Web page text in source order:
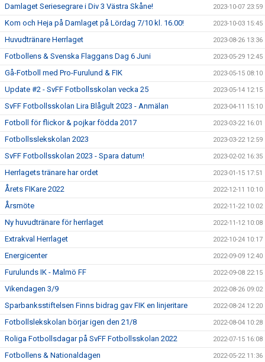
Damlaget Seriesegrare i Div 3 Västra Skåne! 2023-10-07 23:59
Kom och Heja på Damlaget på Lördag 7/10 kl. 16.00! 2023-10-03 15:45
Huvudtränare Herrlaget 2023-08-26 13:36
Fotbollens & Svenska Flaggans Dag 6 Juni 2023-05-29 12:45
Gå-Fotboll med Pro-Furulund & FIK 2023-05-15 08:10
Update #2 - SvFF Fotbollsskolan vecka 25 2023-05-14 12:15
SvFF Fotbollsskolan Lira Blågult 2023 - Anmälan 2023-04-11 15:10
Fotboll för flickor & pojkar födda 2017 2023-03-22 16:01
Fotbollsslekskolan 2023 2023-03-22 12:59
SvFF Fotbollsskolan 2023 - Spara datum! 2023-02-02 16:35
Herrlagets tränare har ordet 2023-01-15 17:51
Årets FIKare 2022 2022-12-11 10:10
Årsmöte 2022-11-22 10:02
Ny huvudtränare för herrlaget 2022-11-12 10:08
Extrakval Herrlaget 2022-10-24 10:17
Energicenter 2022-09-09 12:40
Furulunds IK - Malmö FF 2022-09-08 22:15
Vikendagen 3/9 2022-08-26 09:02
Sparbanksstiftelsen Finns bidrag gav FIK en linjeritare 2022-08-24 12:20
Fotbollslekskolan börjar igen den 21/8 2022-08-04 10:28
Roliga Fotbollsdagar på SvFF Fotbollsskolan 2022 2022-07-15 16:08
Fotbollens & Nationaldagen 2022-05-22 11:36